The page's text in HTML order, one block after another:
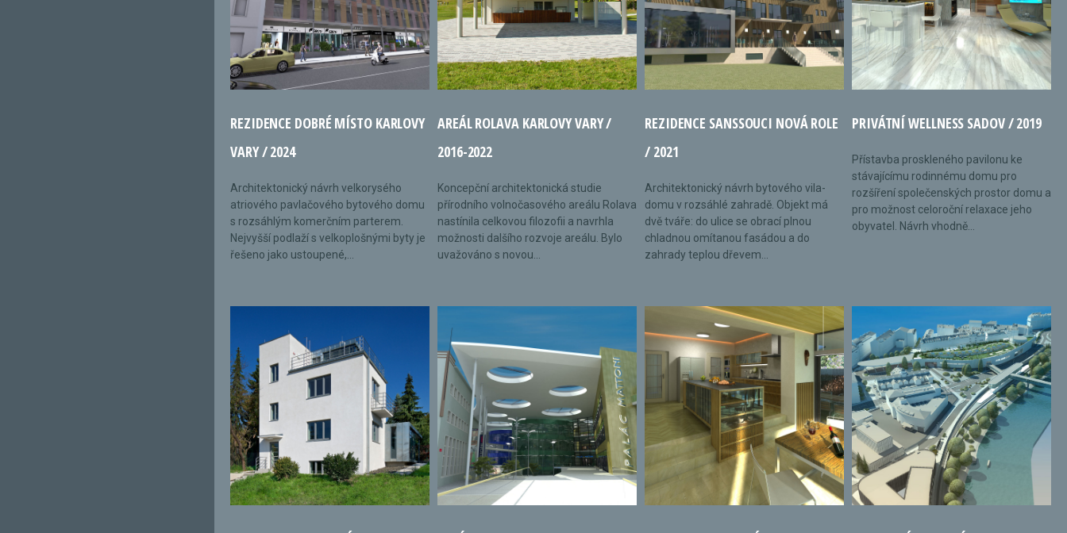
REZIDENCE DOBRÉ MÍSTO KARLOVY
VARY / 2024
Architektonický návrh velkorysého
atriového pavlačového bytového domu
s rozsáhlým komerčním parterem.
Nejvyšší podlaží s velkoplošnými byty je
řešeno jako ustoupené,...
AREÁL ROLAVA KARLOVY VARY /
2016-2022
Koncepční architektonická studie
přírodního volnočasového areálu Rolava
nastínila celkovou filozofii a navrhla
možnosti dalšího rozvoje areálu. Bylo
uvažováno s novou...
REZIDENCE SANSSOUCI NOVÁ ROLE
/ 2021
Architektonický návrh bytového vila-
domu v rozsáhlé zahradě. Objekt má
dvě tváře: do ulice se obrací plnou
chladnou omítanou fasádou a do
zahrady teplou dřevem...
PRIVÁTNÍ WELLNESS SADOV / 2019
Přístavba proskleného pavilonu ke
stávajícímu rodinnému domu pro
rozšíření společenských prostor domu a
pro možnost celoroční relaxace jeho
obyvatel. Návrh vhodně...